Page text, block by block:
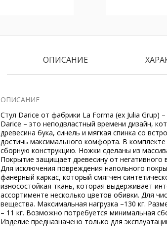
ОПИСАНИЕ
ОПИСАНИЕ
Стул Darice от фабрики La Forma (ex Julia
Darice – это неподвластный времени дизайн,
древесина бука, синель и мягкая спинка со
достичь максимального комфорта. В
сборную конструкцию. Ножки сделаны из
Покрытие защищает древесину от негативного
Для исключения повреждения напольного
фанерный каркас, который смягчен
износостойкая ткань, которая выдерживает
ассортименте несколько цветов обивки. Для
вещества. Максимальная нагрузка –130 кг.
– 11 кг. Возможно потребуется минимальная
Изделие предназначено только для